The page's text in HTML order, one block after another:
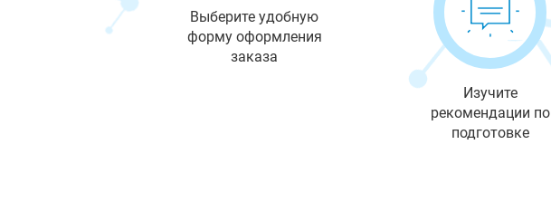
Выберите удобную
форму оформления
заказа
Изучите
рекомендации по
подготовке